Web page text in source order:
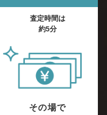
査定時間は
約5分
その場で